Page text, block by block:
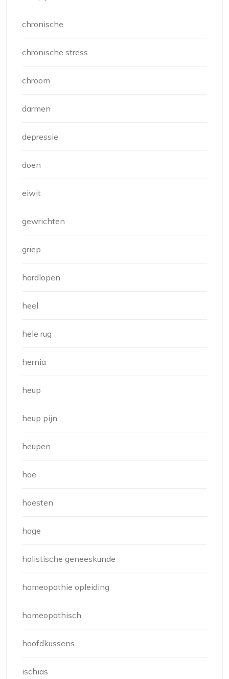
chronische
chronische stress
chroom
darmen
depressie
doen
eiwit
gewrichten
griep
hardlopen
heel
hele rug
hernia
heup
heup pijn
heupen
hoe
hoesten
hoge
holistische geneeskunde
homeopathie opleiding
homeopathisch
hoofdkussens
ischias